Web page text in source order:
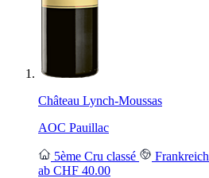
Château Lynch-Moussas
AOC Pauillac
5ème Cru classé Frankreich
ab CHF 40.00